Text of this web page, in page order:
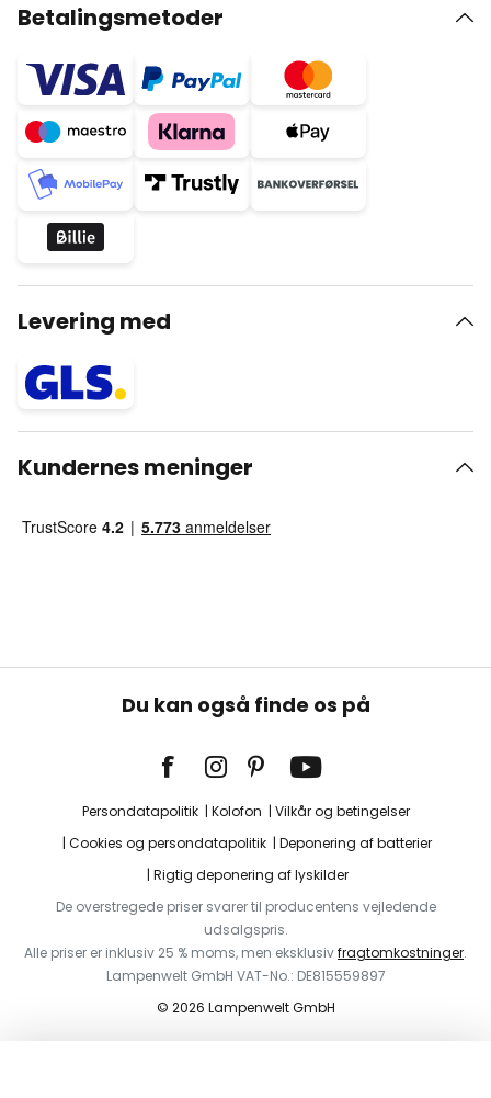
Betalingsmetoder
Levering med
Kundernes meninger
Du kan også finde os på
Persondatapolitik Kolofon
Vilkår og betingelser
Cookies og persondatapolitik
Deponering af batterier
Rigtig deponering af lyskilder
De overstregede priser svarer til producentens vejledende
udsalgspris.
Alle priser er inklusiv 25 % moms, men eksklusivfragtomkostninger.
Lampenwelt GmbH VAT-No.: DE815559897
© 2026 Lampenwelt GmbH